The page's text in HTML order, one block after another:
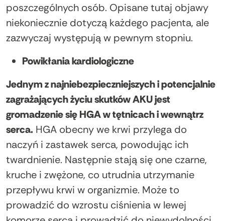
poszczególnych osób. Opisane tutaj objawy
niekoniecznie dotyczą każdego pacjenta, ale
zazwyczaj występują w pewnym stopniu.
Powikłania kardiologiczne
Jednym z najniebezpieczniejszych i potencjalnie
zagrażających życiu skutków AKU jest
gromadzenie się HGA w tętnicach i wewnątrz
serca. HGA obecny we krwi przylega do
naczyń i zastawek serca, powodując ich
twardnienie. Następnie stają się one czarne,
kruche i zwężone, co utrudnia utrzymanie
przepływu krwi w organizmie. Może to
prowadzić do wzrostu ciśnienia w lewej